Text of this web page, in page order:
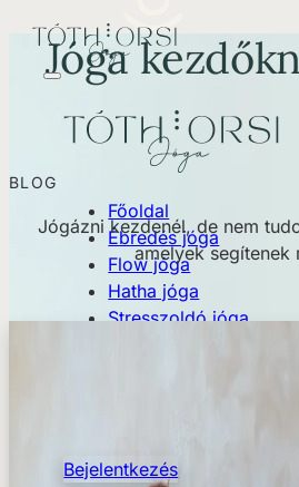
Főoldal
Ébredés jóga
Flow jóga
Hatha jóga
Stresszoldó jóga
Bejelentkezés
Jóga
BLOG
Jógázni kezdenél, de nem
amelyek